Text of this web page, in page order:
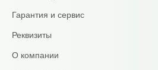
Гарантия и сервис
Реквизиты
О компании